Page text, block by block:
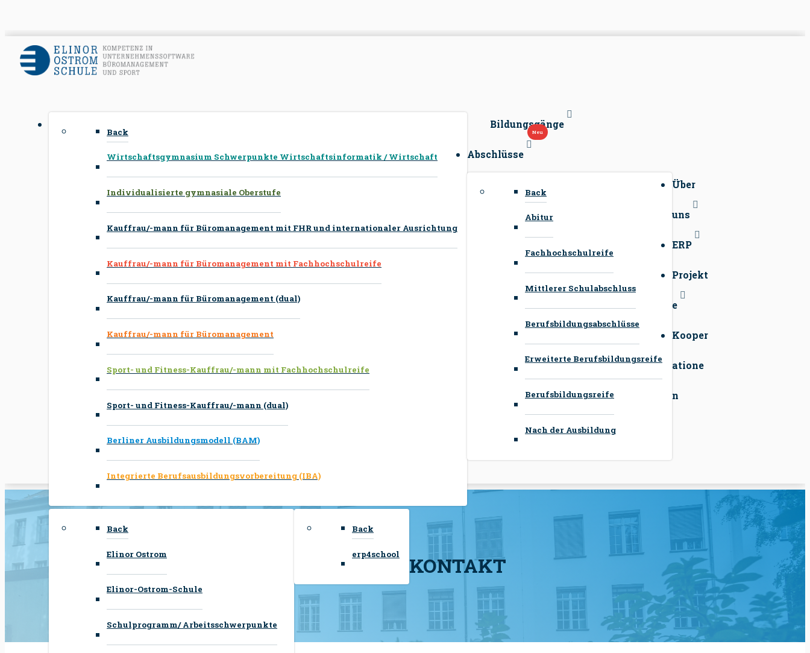
Bildungsgänge
Back
Wirtschaftsgymnasium Schwerpunkte Wirtschaftsinformatik / Wirtschaft
Individualisierte gymnasiale Oberstufe
Kauffrau/-mann für Büromanagement mit FHR und internationaler Ausrichtung
Kauffrau/-mann für Büromanagement mit Fachhochschulreife
Kauffrau/-mann für Büromanagement (dual)
Kauffrau/-mann für Büromanagement
Sport- und Fitness-Kauffrau/-mann mit Fachhochschulreife
Sport- und Fitness-Kauffrau/-mann (dual)
Berliner Ausbildungsmodell (BAM)
Integrierte Berufsausbildungsvorbereitung (IBA)
Abschlüsse
Back
Abitur
Fachhochschulreife
Mittlerer Schulabschluss
Berufsbildungsabschlüsse
Erweiterte Berufsbildungsreife
Berufsbildungsreife
Nach der Ausbildung
Über
uns
Back
Elinor Ostrom
Elinor-Ostrom-Schule
Schulprogramm/ Arbeitsschwerpunkte
ERP
Back
erp4school
Projekt
e
Kooper
atione
n
KONTAKT